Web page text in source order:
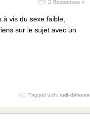
2 Responses »
vis du sexe faible,
sur le sujet avec un
Tagged with: self-défense